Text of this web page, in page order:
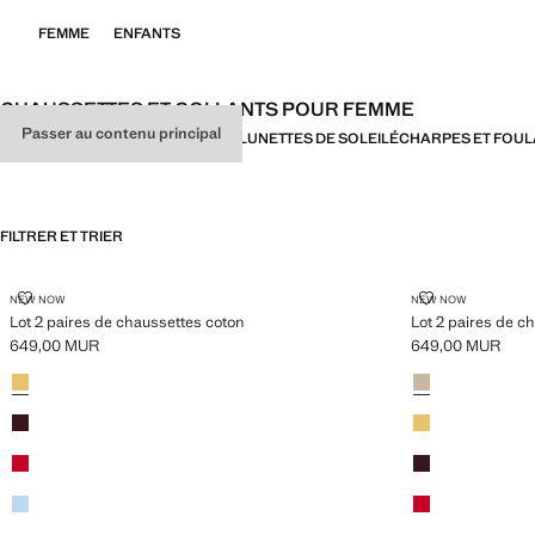
Passer au contenu principal
FEMME ENFANTS
CHAUSSETTES ET COLLANTS POUR FEMME
TOUTCEINTURESMAROQUINERIE LUNETTES DE SOLEILÉCHARPES ET
FILTRER ET TRIER
NEW NOW
Lot 2 paires de chaussettes coton
LOT 2 PAIRES DE CHAUSSETTES COTON
Prix actuel [649,00 MUR ]
649,00 MUR
Couleurs
Jaune
Bordeaux
Rose clair
Bleu ciel
NEW NOW
Lot 2 paires de
LOT 2 PAIRES
Prix actuel
649,00 MUR
Couleurs
Chocolat
Jaune
Bordeaux
Rose clair